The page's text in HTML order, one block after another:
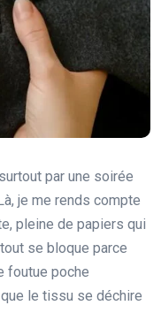
par une soirée
je me rends compte
pleine de papiers qui
se bloque parce
foutue poche
le tissu se déchire